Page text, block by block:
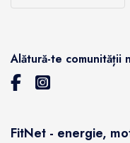
Alătură-te comunității
FitNet - energie,